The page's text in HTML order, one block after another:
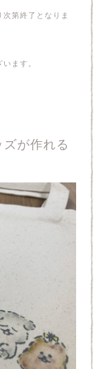
第終了となりま
ます。
が作れる